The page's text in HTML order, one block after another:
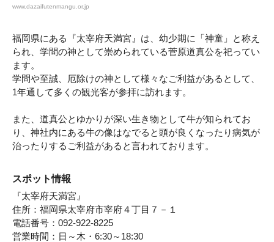
www.dazaifutenmangu.or.jp
福岡県にある『太宰府天満宮』は、幼少期に「神童」と称え
られ、学問の神として崇められている菅原道真公を祀ってい
ます。
学問や至誠、厄除けの神として様々なご利益があるとして、
1年通して多くの観光客が参拝に訪れます。
また、道真公とゆかりが深い生き物として牛が知られてお
り、神社内にある牛の像はなでると頭が良くなったり病気が
治ったりするご利益があると言われております。
スポット情報
『太宰府天満宮』
住所：福岡県太宰府市宰府４丁目７－１
電話番号：092-922-8225
営業時間：日～木・6:30～18:30